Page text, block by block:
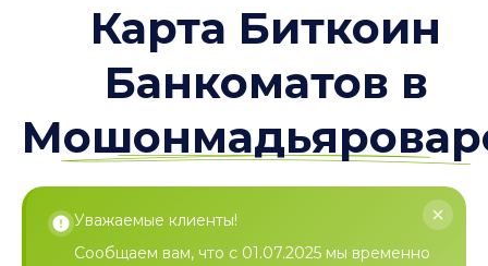
Карта Биткоин
Банкоматов в
Уважаемые клиенты!
Сообщаем вам, что с 01.07.2025 мы временно